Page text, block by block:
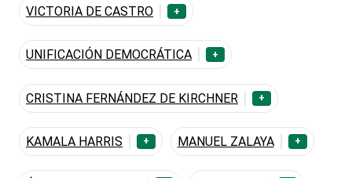
VICTORIA DE CASTRO +
UNIFICACIÓN DEMOCRÁTICA +
CRISTINA FERNÁNDEZ DE KIRCHNER +
KAMALA HARRIS + MANUEL ZALAYA +